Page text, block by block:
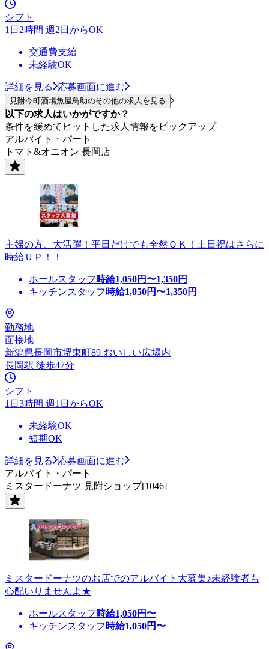
シフト
1日2時間 週2日からOK
交通費支給
未経験OK
詳細を見る 応募画面に進む
見附今町酒場魚屋鳥助のその他の求人を見る
以下の求人はいかがですか？
条件を緩めてヒットした求人情報をピックアップ
アルバイト・パート
トマト&オニオン 長岡店
主婦の方、大活躍！平日だけでも全然ＯＫ！土日祝はさらに
時給ＵＰ！！
ホールスタッフ 時給1,050円〜1,350円
キッチンスタッフ 時給1,050円〜1,350円
勤務地
面接地
新潟県長岡市堺東町89 おいしい広場内
長岡駅 徒歩47分
シフト
1日3時間 週1日からOK
未経験OK
短期OK
詳細を見る
応募画面に進む
アルバイト・パート
ミスタードーナツ 見附ショップ[1046]
ミスタードーナツのお店でのアルバイト大募集♪未経験者も
心配いりませんよ★
ホールスタッフ 時給1,050円〜
キッチンスタッフ 時給1,050円〜